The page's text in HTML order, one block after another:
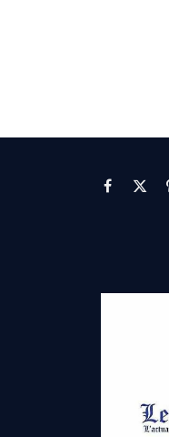
Facebook
X